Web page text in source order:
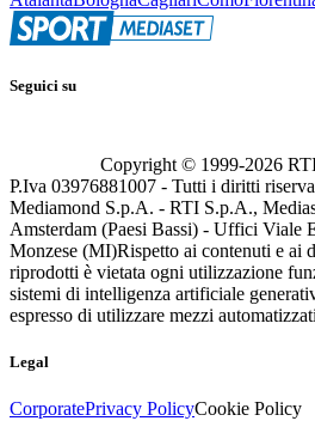
Seguici su
Copyright © 1999-2026
P.Iva 03976881007 - Tutti i diritti
Mediamond S.p.A. - RTI S.p.A.,
Amsterdam (Paesi Bassi) - Uffici Viale
Monzese (MI)Rispetto ai contenuti e ai
riprodotti è vietata ogni utilizzazione
sistemi di intelligenza artificiale
espresso di utilizzare mezzi
Legal
CorporatePrivacy PolicyCookie Policy